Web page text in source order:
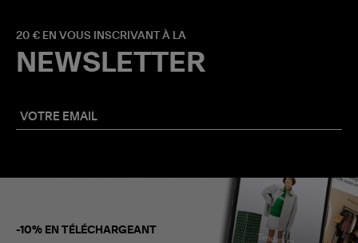
20 € EN VOUS INSCRIVANT À LA
NEWSLETTER
-10% EN TÉLÉCHARGEANT